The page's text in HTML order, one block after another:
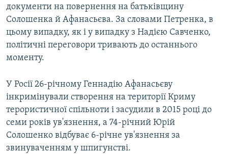
документи на повернення на батьківщину
Солошенка й Афанасьєва. За словами Петренка, в
цьому випадку, як і у випадку з Надією Савченко,
політичні переговори тривають до останнього
моменту.
У Росії 26-річному Геннадію Афанасьєву
інкримінували створення на території Криму
терористичної спільноти і засудили в 2015 році до
семи років ув'язнення, а 74-річний Юрій
Солошенко відбуває 6-річне ув'язнення за
звинуваченням у шпигунстві.